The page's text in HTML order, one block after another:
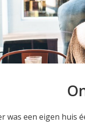
was een eigen huis